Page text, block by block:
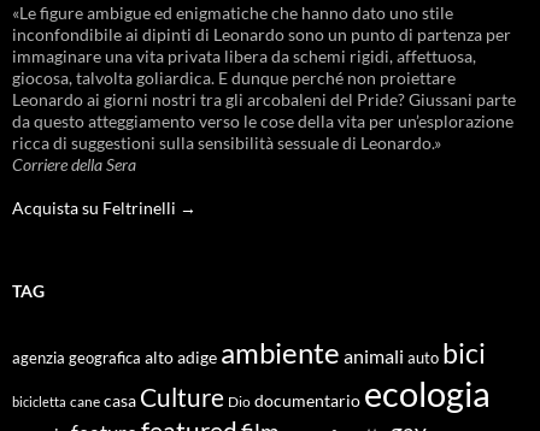
«Le figure ambigue ed enigmatiche che hanno dato uno stile
inconfondibile ai dipinti di Leonardo sono un punto di partenza per
immaginare una vita privata libera da schemi rigidi, affettuosa,
giocosa, talvolta goliardica. E dunque perché non proiettare
Leonardo ai giorni nostri tra gli arcobaleni del Pride? Giussani parte
da questo atteggiamento verso le cose della vita per un’esplorazione
ricca di suggestioni sulla sensibilità sessuale di Leonardo.»
Corriere della Sera
Acquista su Feltrinelli →
TAG
agenzia geografica alto adige ambiente animali auto bici
bicicletta cane casa Culture Dio documentario ecologia